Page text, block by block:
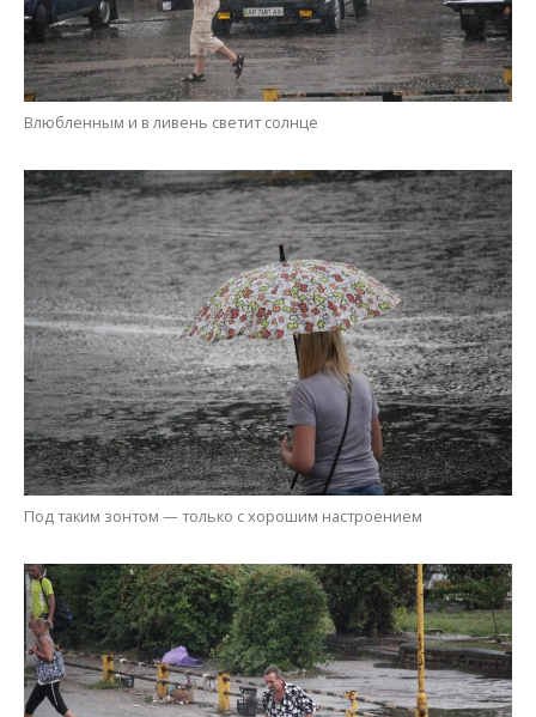
Под таким зонтом — только с хорошим настроением
Брюки превращаются…